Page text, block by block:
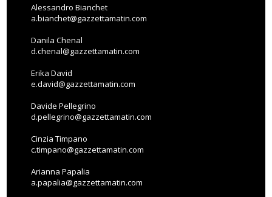
Alessandro Bianchet
a.bianchet@gazzettamatin.com
Danila Chenal
d.chenal@gazzettamatin.com
Erika David
e.david@gazzettamatin.com
Davide Pellegrino
d.pellegrino@gazzettamatin.com
Cinzia Timpano
c.timpano@gazzettamatin.com
Arianna Papalia
a.papalia@gazzettamatin.com